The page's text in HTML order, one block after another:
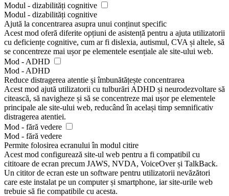
Modul - dizabilități cognitive
Modul - dizabilități cognitive
Ajută la concentrarea asupra unui conținut specific
Acest mod oferă diferite opțiuni de asistență pentru a ajuta utilizatorii
cu deficiențe cognitive, cum ar fi dislexia, autismul, CVA și altele, să
se concentreze mai ușor pe elementele esențiale ale site-ului web.
Mod - ADHD
Mod - ADHD
Reduce distragerea atentie și îmbunătățește concentrarea
Acest mod ajută utilizatorii cu tulburări ADHD și neurodezvoltare să
citească, să navigheze și să se concentreze mai ușor pe elementele
principale ale site-ului web, reducând în același timp semnificativ
distragerea atentiei.
Mod - fără vedere
Mod - fără vedere
Permite folosirea ecranului în modul citire
Acest mod configurează site-ul web pentru a fi compatibil cu
cititoare de ecran precum JAWS, NVDA, VoiceOver și TalkBack.
Un cititor de ecran este un software pentru utilizatorii nevăzători
care este instalat pe un computer și smartphone, iar site-urile web
trebuie să fie compatibile cu acesta.